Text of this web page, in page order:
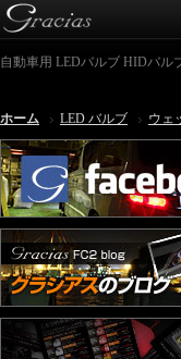
自動車用 LEDバルブ HIDバル
ホーム LED バルブ ウェ